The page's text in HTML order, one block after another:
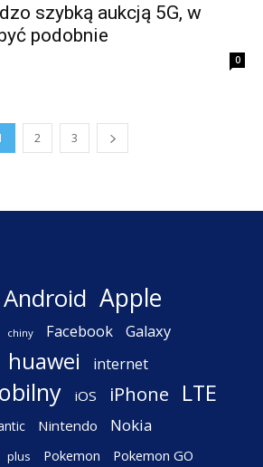
szybką aukcją 5G, w
podobnie
0
2 3
Android Apple
chiny Facebook Galaxy
huawei internet
iOS iPhone LTE
Nintendo Nokia
plus Pokemon Pokemon GO